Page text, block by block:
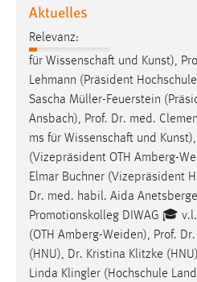
Aktuelles
Relevanz:
für Wissenschaft und Kunst),
Lehmann (Präsident
Sascha Müller-Feuerstein
Ansbach), Prof. Dr. med.
ms für Wissenschaft und Kunst),
(Vizepräsident OTH Amberg-
Elmar Buchner (Vizepräsident
Dr. med. habil. Aida
Promotionskolleg DIWAG 🎓
(OTH Amberg-Weiden), Prof. Dr
(HNU), Dr. Kristina Klitzke
Linda Klingler (Hochschule